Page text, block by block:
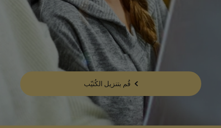
قُم بتنزيل الكُتيّب